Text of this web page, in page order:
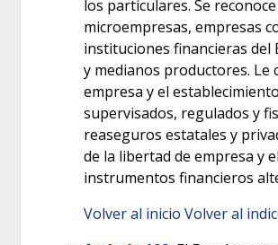
los particulares. Se
microempresas, empresas
instituciones financieras
y medianos productores.
empresa y el
supervisados, regulados y
reaseguros estatales y
de la libertad de empresa y
instrumentos financieros
Volver al inicio Volver al